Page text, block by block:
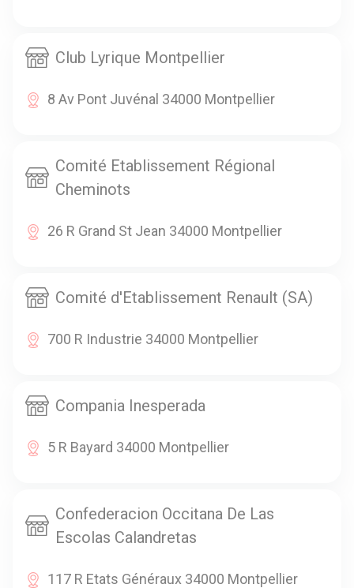
Club Lyrique Montpellier
8 Av Pont Juvénal 34000 Montpellier
Comité Etablissement Régional
Cheminots
26 R Grand St Jean 34000 Montpellier
Comité d'Etablissement Renault (SA)
700 R Industrie 34000 Montpellier
Compania Inesperada
5 R Bayard 34000 Montpellier
Confederacion Occitana De Las
Escolas Calandretas
117 R Etats Généraux 34000 Montpellier